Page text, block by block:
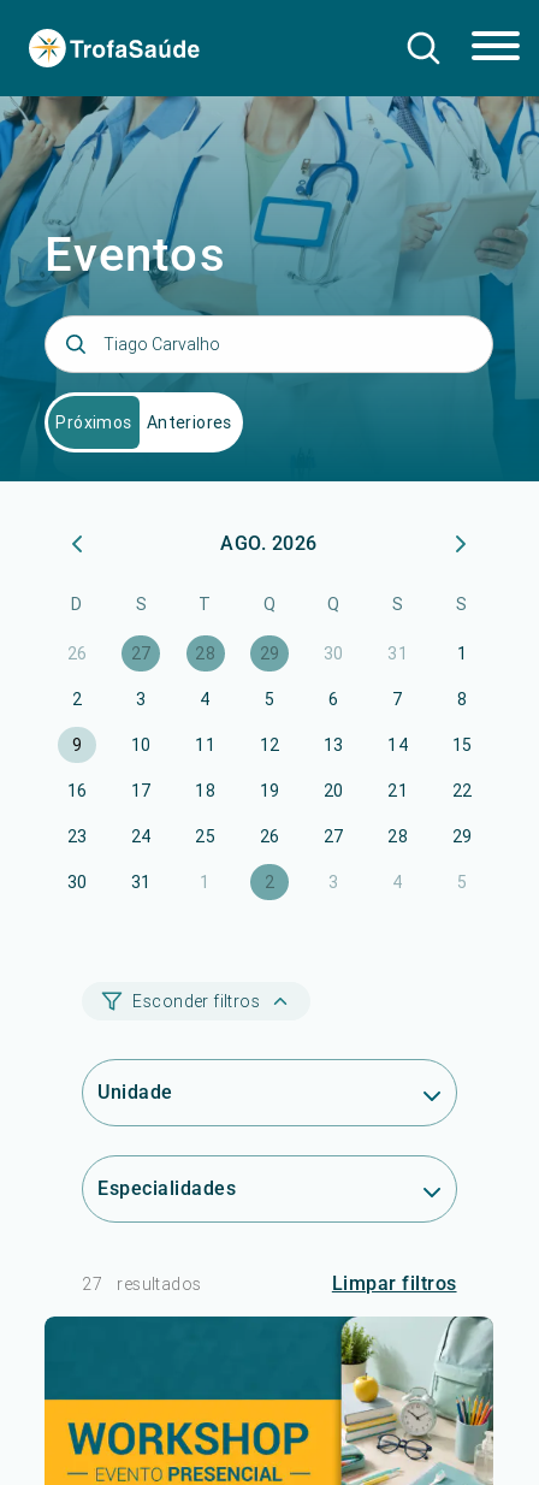
Eventos
Próximos Anteriores
AGO. 2026
D S T Q Q S S
26 27 28 29 30 31 1
2 3 4 5 6 7 8
9 10 11 12 13 14 15
16 17 18 19 20 21 22
23 24 25 26 27 28 29
30 31 1 2 3 4 5
Esconder filtros
Unidade
Especialidades
27 resultados Limpar filtros